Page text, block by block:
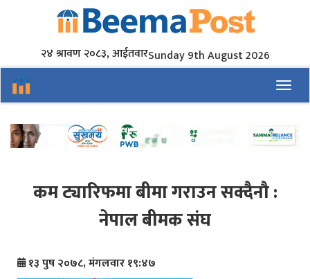
२४ श्रावण २०८३, आईतवारSunday 9th August 2026
कम ट्यारिफमा बीमा गराउन सक्दैनौ :
नेपाल बीमक संघ
१३ पुष २०७८, मंगलवार १९:४७